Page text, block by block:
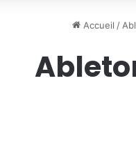
Accueil /